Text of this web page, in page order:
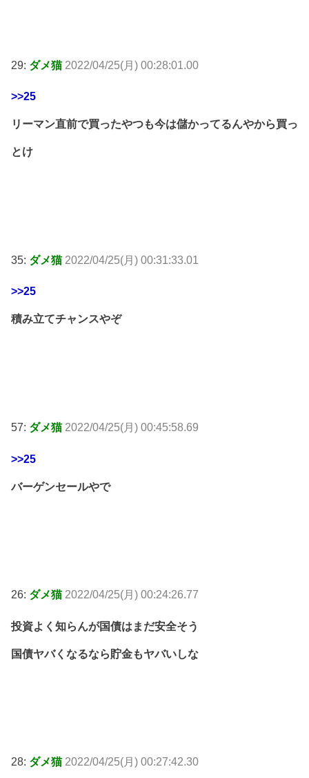
29: ダメ猫 2022/04/25(月) 00:28:01.00
>>25
リーマン直前で買ったやつも今は儲かってるんやから買っ
とけ
35: ダメ猫 2022/04/25(月) 00:31:33.01
>>25
積み立てチャンスやぞ
57: ダメ猫 2022/04/25(月) 00:45:58.69
>>25
バーゲンセールやで
26: ダメ猫 2022/04/25(月) 00:24:26.77
投資よく知らんが国債はまだ安全そう
国債ヤバくなるなら貯金もヤバいしな
28: ダメ猫 2022/04/25(月) 00:27:42.30